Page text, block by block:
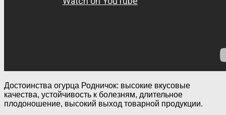
Достоинства огурца Родничок: высокие вкусовые
качества, устойчивость к болезням, длительное
плодоношение, высокий выход товарной продукции.